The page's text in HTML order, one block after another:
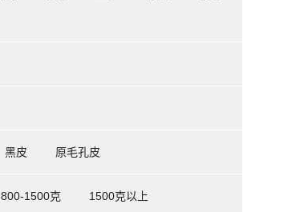
黑皮 原毛孔皮
800-1500克 1500克以上